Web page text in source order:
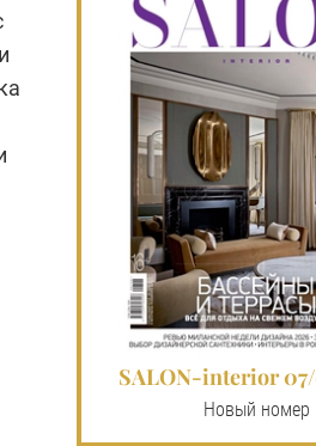
SALON-interior
Новый номер